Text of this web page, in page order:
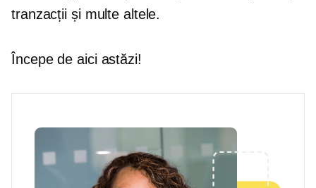
tranzacții și multe altele.
Începe de aici astăzi!